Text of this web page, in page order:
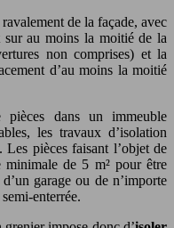
de la façade, avec
sur au moins la moitié de la
non comprises) et la
d’au moins la moitié
pièces dans un immeuble
les travaux d’isolation
Les pièces faisant l’objet de
minimale de 5 m² pour être
garage ou de n’importe
enterrée.